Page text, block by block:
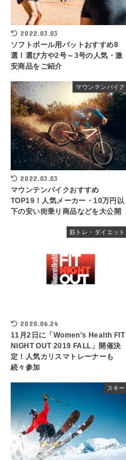
2022.03.03
ソフトボール用バットおすすめ8
選！選び方や2号～3号の人気・激
安商品をご紹介
マウンテンバイク
2022.03.03
マウンテンバイクおすすめ
TOP19！人気メーカー・10万円以
下の安い街乗り商品などを大公開
筋トレ・ダイエット
2020.06.24
11月2日に「Women’s Health FIT
NIGHT OUT 2019 FALL」開催決
定！人気カリスマトレーナーも
続々参加
スキー